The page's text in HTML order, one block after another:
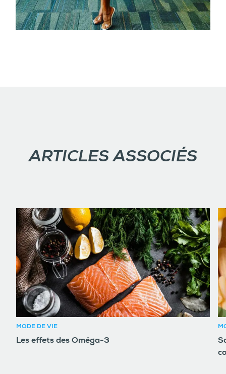
ARTICLES ASSOCIÉS
MODE DE VIE
Les effets des Oméga-3